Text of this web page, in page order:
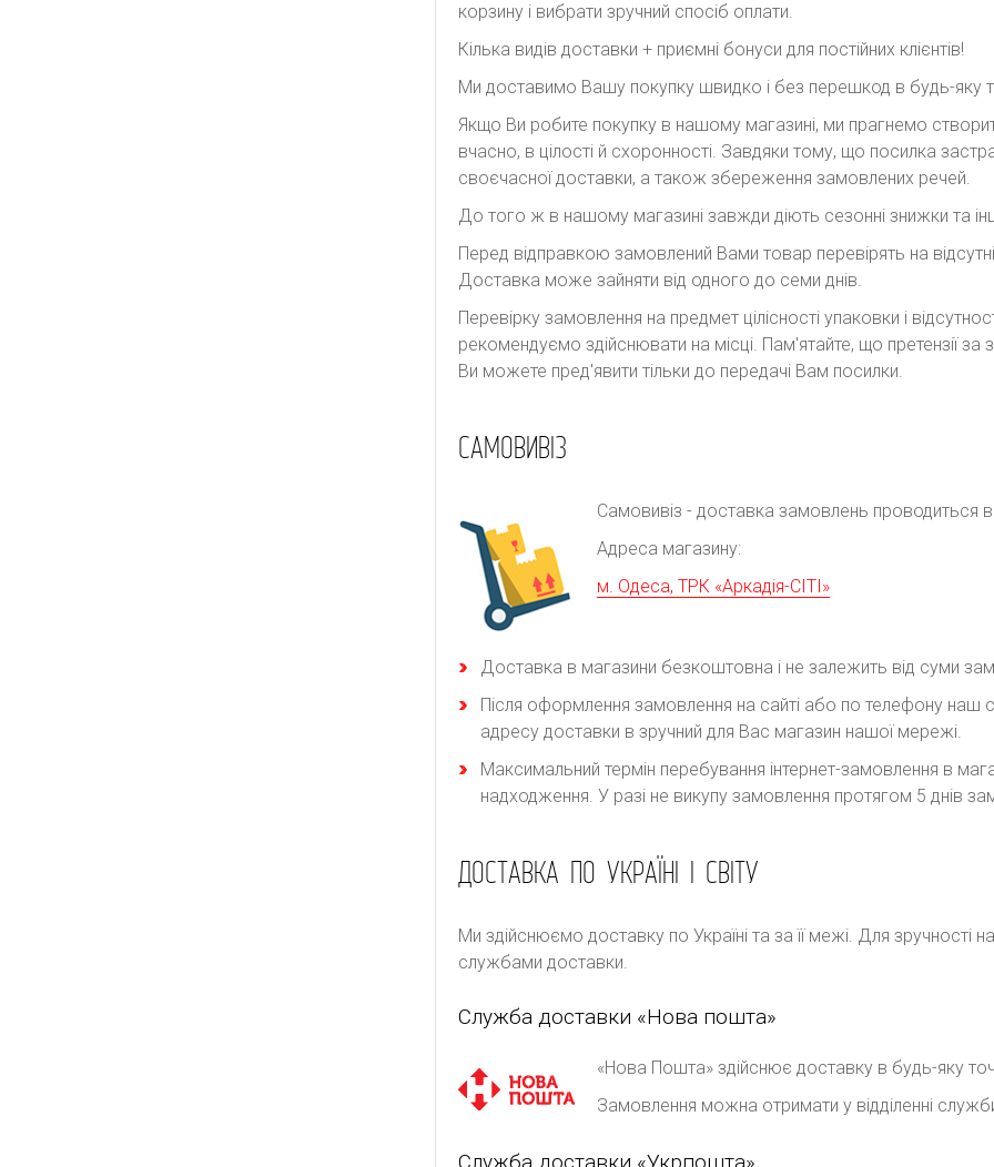
корзину і вибрати зручний спосіб оплати.
Кілька видів доставки + приємні бонуси для постійних клієнтів!
Ми доставимо Вашу покупку швидко і без перешкод в будь-яку
Якщо Ви робите покупку в нашому магазині, ми прагнемо
вчасно, в цілості й схоронності. Завдяки тому, що посилка
своєчасної доставки, а також збереження замовлених речей.
До того ж в нашому магазині завжди діють сезонні знижки та
Перед відправкою замовлений Вами товар перевірять на
Доставка може зайняти від одного до семи днів.
Перевірку замовлення на предмет цілісності упаковки і
рекомендуємо здійснювати на місці. Пам'ятайте, що претензії
Ви можете пред'явити тільки до передачі Вам посилки.
САМОВИВІЗ
Самовивіз - доставка замовлень проводиться в
Адреса магазину:
м. Одеса, ТРК «Аркадія-СІТІ»
Доставка в магазини безкоштовна і не залежить від суми
Після оформлення замовлення на сайті або по телефону наш
адресу доставки в зручний для Вас магазин нашої мережі.
Максимальний термін перебування інтернет-замовлення в
надходження. У разі не викупу замовлення протягом 5 днів
ДОСТАВКА ПО УКРАЇНІ І СВІТУ
Ми здійснюємо доставку по Україні та за її межі. Для зручності
службами доставки.
Служба доставки «Нова пошта»
«Нова Пошта» здійснює доставку в будь-яку
Замовлення можна отримати у відділенні